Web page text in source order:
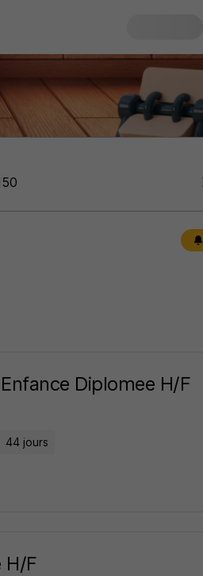
Diplomee H/F
44 jours
H/F